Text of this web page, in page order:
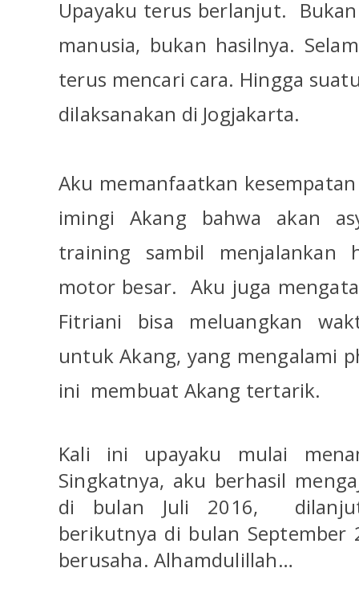
Upayaku terus berlanjut.
manusia, bukan hasilnya.
terus mencari cara. Hingga
dilaksanakan di Jogjakarta.
Aku memanfaatkan
imingi Akang bahwa akan
training sambil menjalankan
motor besar. Aku juga
Fitriani bisa meluangkan
untuk Akang, yang mengalami
ini membuat Akang tertarik.
Kali ini upayaku mulai
Singkatnya, aku berhasil
di bulan Juli 2016,
berikutnya di bulan
berusaha. Alhamdulillah…